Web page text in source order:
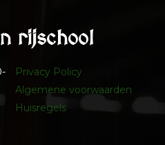
rijschool
Privacy Policy
Algemene voorwaarden
Huisregels